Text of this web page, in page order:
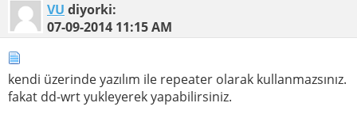
VU diyorki:
07-09-2014 11:15 AM
kendi üzerinde yazılım ile repeater olarak kullanmazsınız.
fakat dd-wrt yukleyerek yapabilirsiniz.